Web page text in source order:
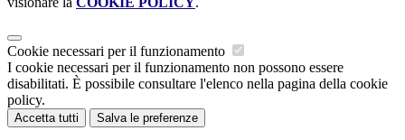
Cookie necessari per il funzionamento
I cookie necessari per il funzionamento non possono essere
disabilitati. È possibile consultare l'elenco nella pagina della cookie
policy.
Accetta tutti Salva le preferenze